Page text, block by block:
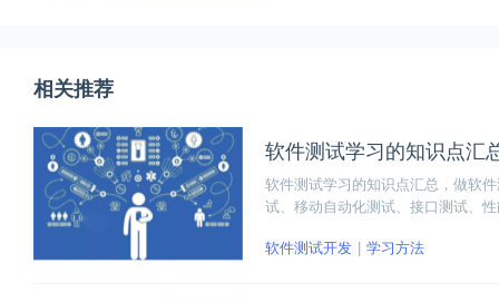
相关推荐
软件测试学习的知识点汇
软件测试学习的知识点汇总，做软
试、移动自动化测试、接口测试、
口测试、性能测试、数据结构+单元
软件测试开发 学习方法